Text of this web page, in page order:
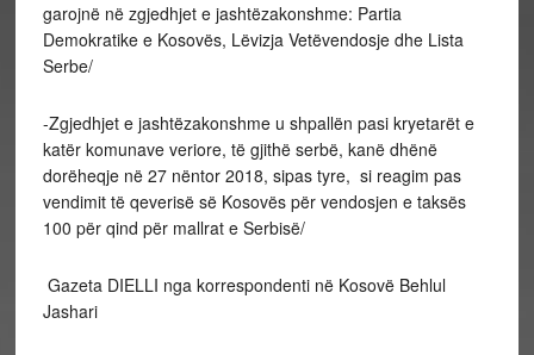
garojnë në zgjedhjet e jashtëzakonshme: Partia
Demokratike e Kosovës, Lëvizja Vetëvendosje dhe Lista
Serbe/
-Zgjedhjet e jashtëzakonshme u shpallën pasi kryetarët e
katër komunave veriore, të gjithë serbë, kanë dhënë
dorëheqje në 27 nëntor 2018, sipas tyre, si reagim pas
vendimit të qeverisë së Kosovës për vendosjen e taksës
100 për qind për mallrat e Serbisë/
Gazeta DIELLI nga korrespondenti në Kosovë Behlul
Jashari